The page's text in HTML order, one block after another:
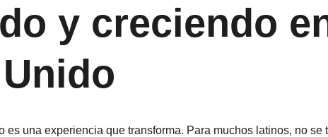
y creciendo
es una experiencia que transforma. Para muchos latinos, no